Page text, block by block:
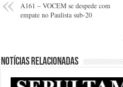
A161 – VOCEM se despede com
empate no Paulista sub-20
Notícias relacionadas